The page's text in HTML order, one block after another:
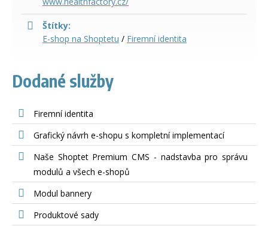
Štítky:
E-shop na Shoptetu / Firemní identita
Dodané služby
Firemní identita
Grafický návrh e-shopu s kompletní implementací
Naše Shoptet Premium CMS - nadstavba pro správu
modulů a všech e-shopů
Modul bannery
Produktové sady